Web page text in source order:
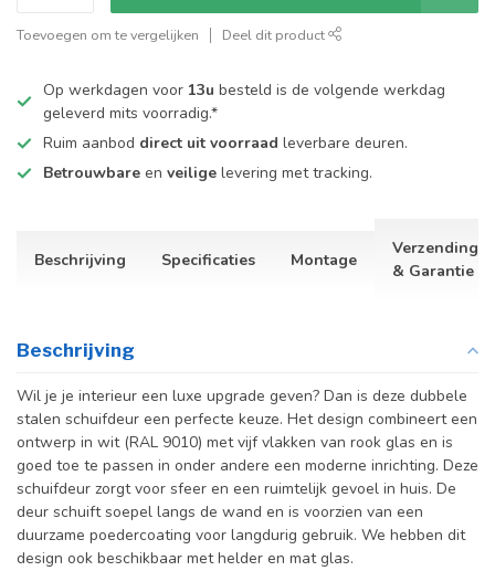
Toevoegen om te vergelijken Deel dit product
Op werkdagen voor 13u besteld is de volgende werkdag
geleverd mits voorradig.*
Ruim aanbod direct uit voorraad leverbare deuren.
Betrouwbare en veilige levering met tracking.
Beschrijving Specificaties Montage
Verzending
& Garantie
Beschrijving
Wil je je interieur een luxe upgrade geven? Dan is deze dubbele
stalen schuifdeur een perfecte keuze. Het design combineert een
ontwerp in wit (RAL 9010) met vijf vlakken van rook glas en is
goed toe te passen in onder andere een moderne inrichting. Deze
schuifdeur zorgt voor sfeer en een ruimtelijk gevoel in huis. De
deur schuift soepel langs de wand en is voorzien van een
duurzame poedercoating voor langdurig gebruik. We hebben dit
design ook beschikbaar met helder en mat glas.